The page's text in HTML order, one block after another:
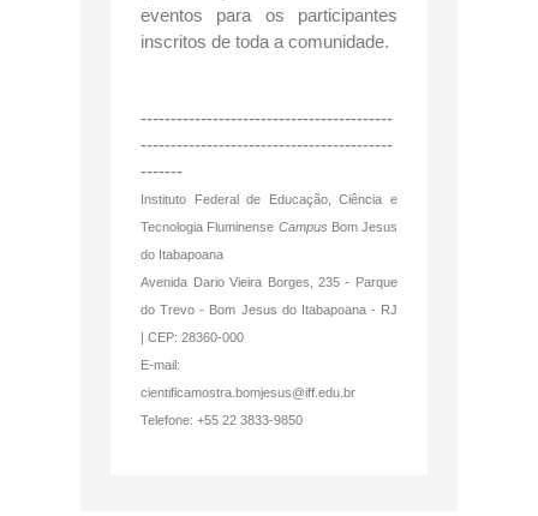
eventos para os participantes
inscritos de toda a comunidade.
------------------------------------------
------------------------------------------
-------
Instituto Federal de Educação, Ciência e
Tecnologia Fluminense Campus Bom Jesus
do Itabapoana
Avenida Dario Vieira Borges, 235 - Parque
do Trevo - Bom Jesus do Itabapoana - RJ
| CEP: 28360-000
E-mail:
cientificamostra.bomjesus@iff.edu.br
Telefone: +55 22 3833-9850